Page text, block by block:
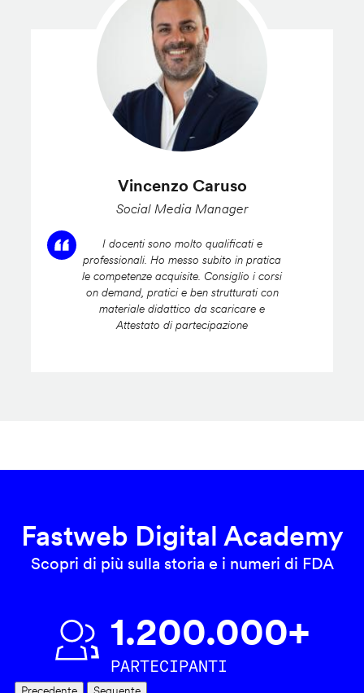
Vincenzo Caruso
Social Media Manager
I docenti sono molto qualificati e
professionali. Ho messo subito in pratica
le competenze acquisite. Consiglio i corsi
on demand, pratici e ben strutturati con
materiale didattico da scaricare e
Attestato di partecipazione
Fastweb Digital Academy
Scopri di più sulla storia e i numeri di FDA
1.200.000+
PARTECIPANTI